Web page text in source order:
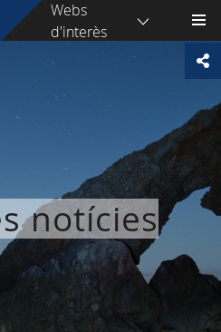
Webs
d'interès
notícies